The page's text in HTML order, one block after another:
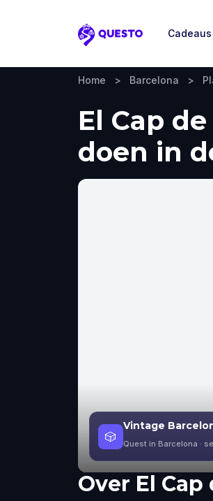
Questo
Cadeaus
Home > Barcelona >
El Cap
doen in
🎲
Vintage
Quest in Barcelona ·
Over El